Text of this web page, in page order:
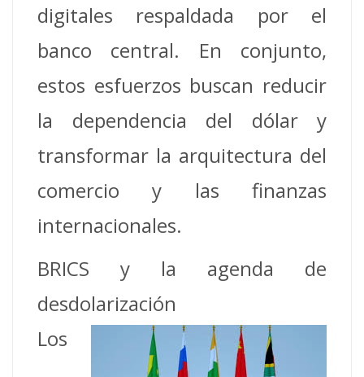
digitales respaldada por el
banco central. En conjunto,
estos esfuerzos buscan reducir
la dependencia del dólar y
transformar la arquitectura del
comercio y las finanzas
internacionales.
BRICS y la agenda de
desdolarización
Los